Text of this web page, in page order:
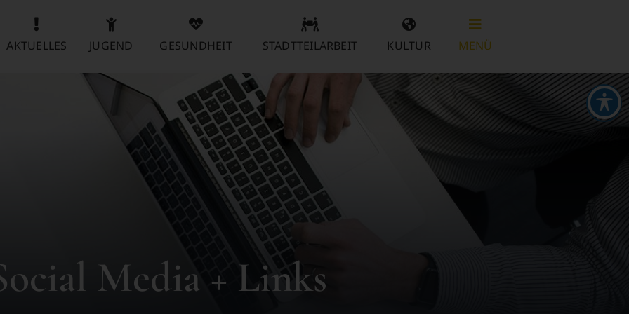
AKTUELLES JUGEND GESUNDHEIT STADTTEILARBEIT KULTUR MENÜ
Media + Links